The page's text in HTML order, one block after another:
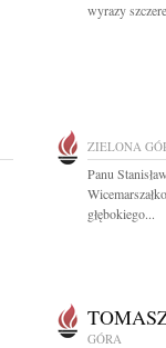
wyrazy
ZIELONA
Panu
głębokiego...
GÓRA